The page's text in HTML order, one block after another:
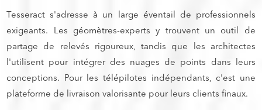
Tesseract s'adresse à un large éventail de professionnels
exigeants. Les géomètres-experts y trouvent un outil de
partage de relevés rigoureux, tandis que les architectes
l'utilisent pour intégrer des nuages de points dans leurs
conceptions. Pour les télépilotes indépendants, c'est une
plateforme de livraison valorisante pour leurs clients finaux.